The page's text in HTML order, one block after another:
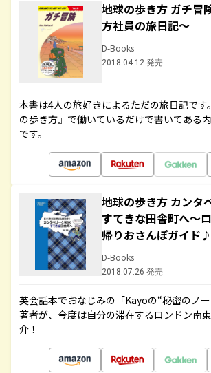
地球の歩き方 ガチ冒
方社員の旅日記～
D-Books
2018.04.12 発売
本書は4人の旅好きによるただの旅日記です
の歩き方』で働いているだけで書いてある
です。
地球の歩き方 カンタ
すてきな田舎町へ～
帰りおさんぽガイド♪
D-Books
2018.07.26 発売
英会話本でおなじみの「Kayoの“秘密のノ
著者が、今度は自分の滞在するロンドン南
介！